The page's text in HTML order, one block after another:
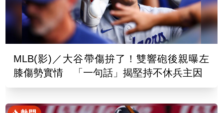
MLB(影)／大谷帶傷拚了！雙響砲後親曝左
膝傷勢實情 「一句話」揭堅持不休兵主因